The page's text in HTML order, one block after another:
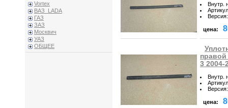
Vortex
ВАЗ_LADA
ГАЗ
ЗАЗ
Москвич
УАЗ
ОБЩЕЕ
Внутр.
Артикул
Версия:
цена:
правой
3 2004-
Внутр.
Артикул
Версия:
цена: